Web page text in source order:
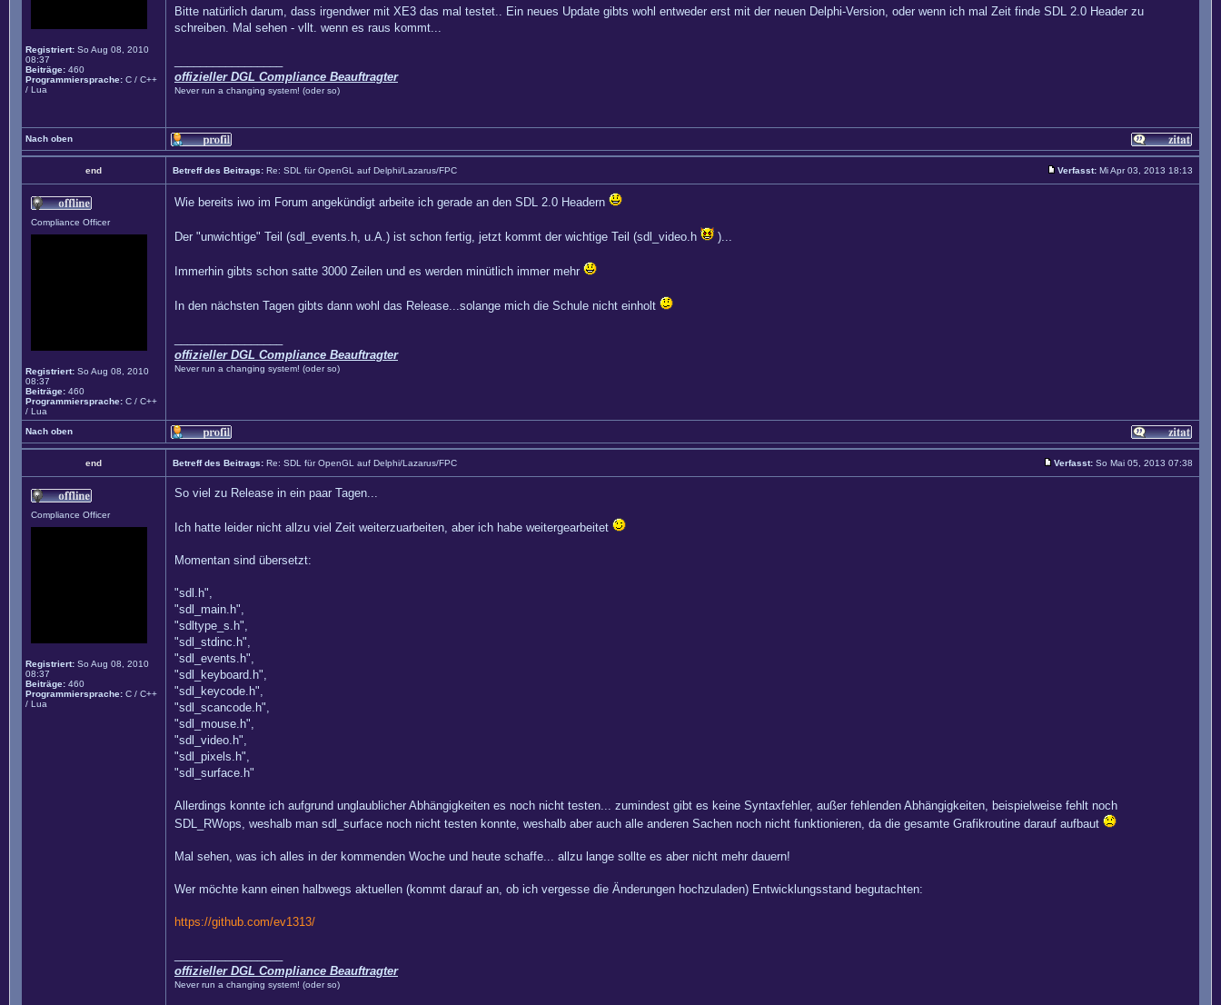
Registriert: So Aug 08, 2010
08:37
Beiträge: 460
Programmiersprache: C / C++
/ Lua
Bitte natürlich darum, dass irgendwer mit XE3 das mal testet.. Ein neues Update gibts wohl entweder erst mit der neuen Delphi-Version, oder wenn ich mal Zeit finde SDL 2.0 Header zu
schreiben. Mal sehen - vllt. wenn es raus kommt...
offizieller DGL Compliance Beauftragter
Never run a changing system! (oder so)
Nach oben
end Betreff des Beitrags: Re: SDL für OpenGL auf Delphi/Lazarus/FPC Verfasst: Mi Apr 03, 2013 18:13
Compliance Officer
Registriert: So Aug 08, 2010
08:37
Beiträge: 460
Programmiersprache: C / C++
/ Lua
Wie bereits iwo im Forum angekündigt arbeite ich gerade an den SDL 2.0 Headern
Der "unwichtige" Teil (sdl_events.h, u.A.) ist schon fertig, jetzt kommt der wichtige Teil (sdl_video.h )...
Immerhin gibts schon satte 3000 Zeilen und es werden minütlich immer mehr
In den nächsten Tagen gibts dann wohl das Release...solange mich die Schule nicht einholt
offizieller DGL Compliance Beauftragter
Never run a changing system! (oder so)
Nach oben
end Betreff des Beitrags: Re: SDL für OpenGL auf Delphi/Lazarus/FPC Verfasst: So Mai 05, 2013 07:38
Compliance Officer
Registriert: So Aug 08, 2010
08:37
Beiträge: 460
Programmiersprache: C / C++
/ Lua
So viel zu Release in ein paar Tagen...
Ich hatte leider nicht allzu viel Zeit weiterzuarbeiten, aber ich habe weitergearbeitet
Momentan sind übersetzt:
"sdl.h",
"sdl_main.h",
"sdltype_s.h",
"sdl_stdinc.h",
"sdl_events.h",
"sdl_keyboard.h",
"sdl_keycode.h",
"sdl_scancode.h",
"sdl_mouse.h",
"sdl_video.h",
"sdl_pixels.h",
"sdl_surface.h"
Allerdings konnte ich aufgrund unglaublicher Abhängigkeiten es noch nicht testen... zumindest gibt es keine Syntaxfehler, außer fehlenden Abhängigkeiten, beispielweise fehlt noch
SDL_RWops, weshalb man sdl_surface noch nicht testen konnte, weshalb aber auch alle anderen Sachen noch nicht funktionieren, da die gesamte Grafikroutine darauf aufbaut
Mal sehen, was ich alles in der kommenden Woche und heute schaffe... allzu lange sollte es aber nicht mehr dauern!
Wer möchte kann einen halbwegs aktuellen (kommt darauf an, ob ich vergesse die Änderungen hochzuladen) Entwicklungsstand begutachten:
https://github.com/ev1313/
offizieller DGL Compliance Beauftragter
Never run a changing system! (oder so)